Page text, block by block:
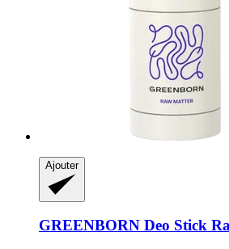
Ajouter
GREENBORN Deo Stick